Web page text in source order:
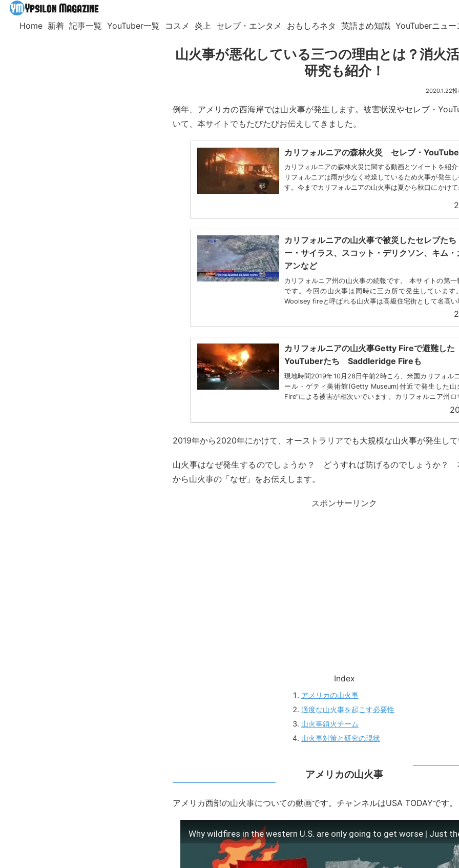
Home 新着 記事一覧 YouTuber一覧 コスメ 炎上 セレブ・エンタメ おもしろネタ 英語まめ知識 YouTuberニュー
山火事が悪化している三つの理由とは？消火
研究も紹介！
2020.1.22
例年、アメリカの西海岸では山火事が発生します。被害状況やセレブ・
いて、本サイトでもたびたびお伝えしてきました。
カリフォルニアの森林火災 セレブ・
カリフォルニアの森林火災に関する動画とツイートを紹介
リフォルニアは雨が少なく乾燥しているため火事が発生
す。今までカリフォルニアの山火事は夏から秋口にかけて
カリフォルニアの山火事で被災したセレブた
ー・サイラス、スコット・デリクソン、キム・
アンなど
カリフォルニア州の山火事の続報です。 本サイトの第一
です。今回の山火事は同時に三カ所で発生しています
Woolsey fireと呼ばれる山火事は高級住宅街として名高い
カリフォルニアの山火事Getty Fireで避難した
YouTuberたち Saddleridge Fireも
現地時間2019年10月28日午前2時ころ、米国カリフォル
ール・ゲティ美術館(Getty Museum)付近で発生した山
Fire”による被害が相次いでいます。カリフォルニア州ロ
2019年から2020年にかけて、オーストラリアでも大規模な山火事が発生して
山火事はなぜ発生するのでしょうか？ どうすれば防げるのでしょうか？
から山火事の「なぜ」をお伝えします。
スポンサーリンク
Index
アメリカの山火事
適度な山火事を起こす必要性
山火事鎮火チーム
山火事対策と研究の現状
アメリカの山火事
アメリカ西部の山火事についての動画です。チャンネルはUSA TODAYです。
Why wildfires in the western U.S. are only going to get worse | Just